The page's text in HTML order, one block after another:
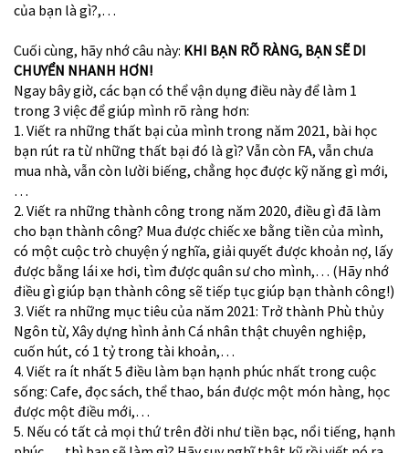
của bạn là gì?,…
Cuối cùng, hãy nhớ câu này: KHI BẠN RÕ RÀNG, BẠN SẼ DI
CHUYỂN NHANH HƠN!
Ngay bây giờ, các bạn có thể vận dụng điều này để làm 1
trong 3 việc để giúp mình rõ ràng hơn:
1. Viết ra những thất bại của mình trong năm 2021, bài học
bạn rút ra từ những thất bại đó là gì? Vẫn còn FA, vẫn chưa
mua nhà, vẫn còn lười biếng, chẳng học được kỹ năng gì mới,
…
2. Viết ra những thành công trong năm 2020, điều gì đã làm
cho bạn thành công? Mua được chiếc xe bằng tiền của mình,
có một cuộc trò chuyện ý nghĩa, giải quyết được khoản nợ, lấy
được bằng lái xe hơi, tìm được quân sư cho mình,… (Hãy nhớ
điều gì giúp bạn thành công sẽ tiếp tục giúp bạn thành công!)
3. Viết ra những mục tiêu của năm 2021: Trở thành Phù thủy
Ngôn từ, Xây dựng hình ảnh Cá nhân thật chuyên nghiệp,
cuốn hút, có 1 tỷ trong tài khoản,…
4. Viết ra ít nhất 5 điều làm bạn hạnh phúc nhất trong cuộc
sống: Cafe, đọc sách, thể thao, bán được một món hàng, học
được một điều mới,…
5. Nếu có tất cả mọi thứ trên đời như tiền bạc, nổi tiếng, hạnh